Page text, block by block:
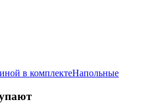
в комплектеНапольные